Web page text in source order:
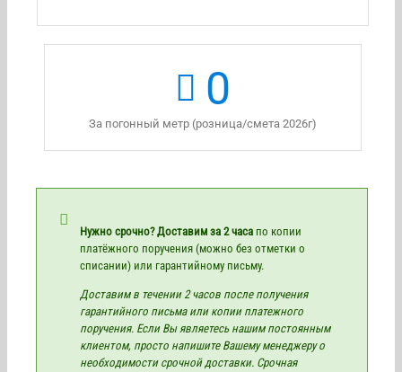
0
За погонный метр (розница/смета 2026г)
Нужно срочно? Доставим за 2 часа по копии
платёжного поручения (можно без отметки о
списании) или гарантийному письму.
Доставим в течении 2 часов после получения
гарантийного письма или копии платежного
поручения. Если Вы являетесь нашим постоянным
клиентом, просто напишите Вашему менеджеру о
необходимости срочной доставки. Срочная